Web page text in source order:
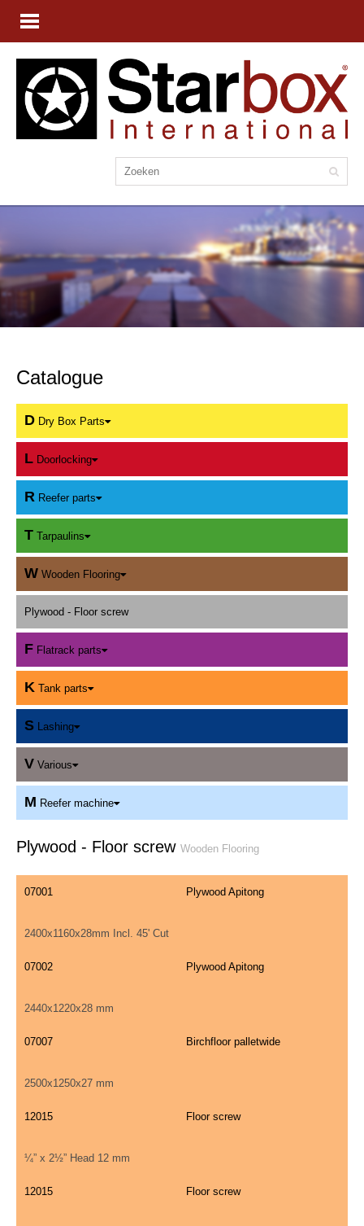
Catalogue
D Dry Box Parts
L Doorlocking
R Reefer parts
T Tarpaulins
W Wooden Flooring
Plywood - Floor screw
F Flatrack parts
K Tank parts
S Lashing
V Various
M Reefer machine
Plywood - Floor screw Wooden Flooring
07001 Plywood Apitong
2400x1160x28mm Incl. 45' Cut
07002 Plywood Apitong
2440x1220x28 mm
07007 Birchfloor palletwide
2500x1250x27 mm
12015 Floor screw
¼” x 2½” Head 12 mm
12015 Floor screw